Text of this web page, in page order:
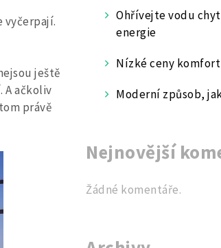
vyčerpají.
ještě
A ačkoliv
právě
Ohřívejte vodu
energie
Nízké ceny
Moderní způsob,
Nejnovější
Žádné komentáře.